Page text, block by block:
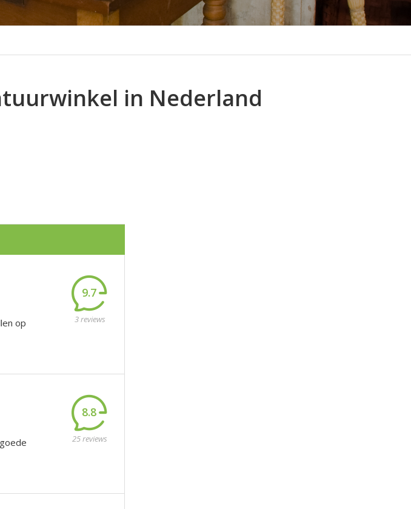
in Nederland
9.7
3 reviews
op
8.8
25 reviews